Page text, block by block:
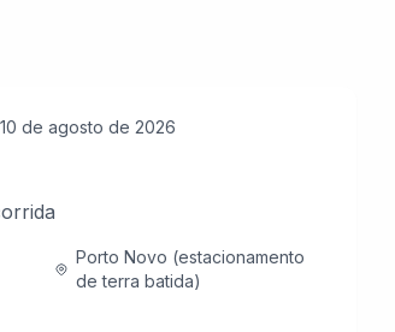
de agosto de 2026
Porto Novo (estacionamento
de terra batida)